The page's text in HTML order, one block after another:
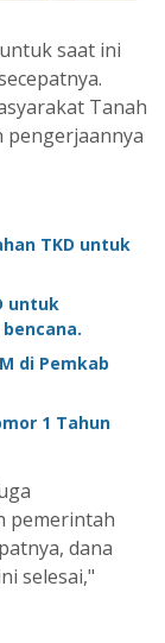
saat ini
Tanah
pengerjaannya
TKD untuk
untuk
di Pemkab
1 Tahun
pemerintah
dana
selesai,"